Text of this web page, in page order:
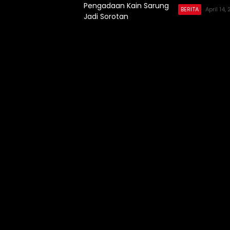
BERITA April 14,